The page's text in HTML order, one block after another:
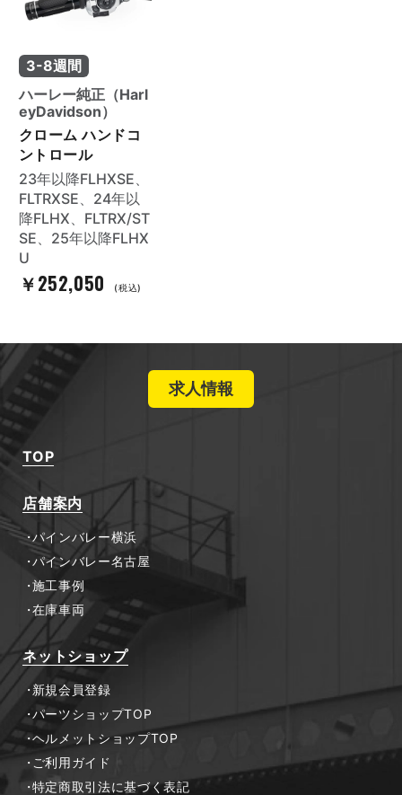
3-8週間
ハーレー純正（Harl
eyDavidson）
クローム ハンドコ
ントロール
23年以降FLHXSE、
FLTRXSE、24年以
降FLHX、FLTRX/ST
SE、25年以降FLHX
U
￥252,050 (税込)
求人情報
TOP
店舗案内
パインバレー横浜
パインバレー名古屋
施工事例
在庫車両
ネットショップ
新規会員登録
パーツショップTOP
ヘルメットショップTOP
ご利用ガイド
特定商取引法に基づく表記